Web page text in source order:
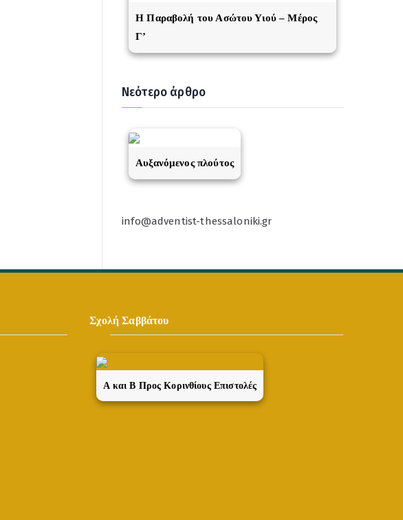
Η Παραβολή του Ασώτου Υιού – Μέρος
Γ’
Νεότερο άρθρο
Αυξανόμενος πλούτος
info@adventist-thessaloniki.gr
Σχολή Σαββάτου
A και Β Προς Κορινθίους Επιστολές